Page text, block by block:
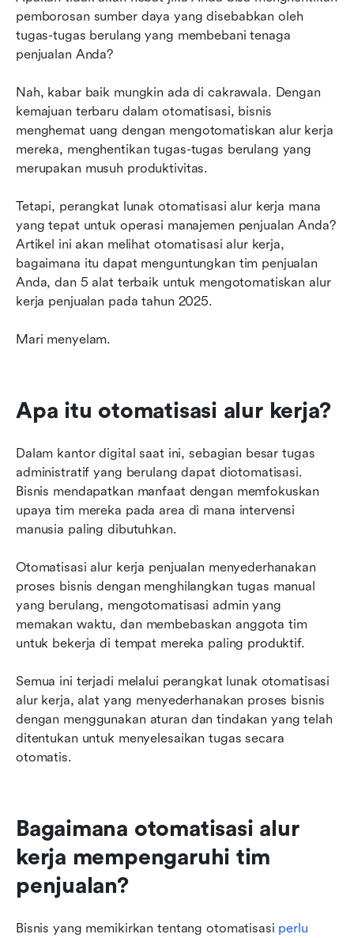
pemborosan sumber daya yang disebabkan oleh
tugas-tugas berulang yang membebani tenaga
penjualan Anda?
Nah, kabar baik mungkin ada di cakrawala. Dengan
kemajuan terbaru dalam otomatisasi, bisnis
menghemat uang dengan mengotomatiskan alur kerja
mereka, menghentikan tugas-tugas berulang yang
merupakan musuh produktivitas.
Tetapi, perangkat lunak otomatisasi alur kerja mana
yang tepat untuk operasi manajemen penjualan Anda?
Artikel ini akan melihat otomatisasi alur kerja,
bagaimana itu dapat menguntungkan tim penjualan
Anda, dan 5 alat terbaik untuk mengotomatiskan alur
kerja penjualan pada tahun 2025.
Mari menyelam.
Apa itu otomatisasi alur kerja?
Dalam kantor digital saat ini, sebagian besar tugas
administratif yang berulang dapat diotomatisasi.
Bisnis mendapatkan manfaat dengan memfokuskan
upaya tim mereka pada area di mana intervensi
manusia paling dibutuhkan.
Otomatisasi alur kerja penjualan menyederhanakan
proses bisnis dengan menghilangkan tugas manual
yang berulang, mengotomatisasi admin yang
memakan waktu, dan membebaskan anggota tim
untuk bekerja di tempat mereka paling produktif.
Semua ini terjadi melalui perangkat lunak otomatisasi
alur kerja, alat yang menyederhanakan proses bisnis
dengan menggunakan aturan dan tindakan yang telah
ditentukan untuk menyelesaikan tugas secara
otomatis.
Bagaimana otomatisasi alur
kerja mempengaruhi tim
penjualan?
Bisnis yang memikirkan tentang otomatisasi perlu
5 perangkat lunak otomatisasi alur kerja terbaik
untuk penjualan pada tahun 2026
otomatisasi alur kerja yang sukses
Mulai dengan Lark